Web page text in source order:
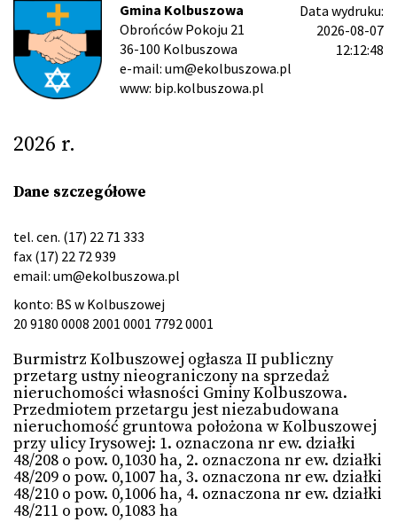
Gmina Kolbuszowa
Obrońców Pokoju 21
36-100 Kolbuszowa
e-mail: um@ekolbuszowa.pl
www: bip.kolbuszowa.pl
Data wydruku:
2026-08-07
12:12:48
2026 r.
Dane szczegółowe
tel. cen. (17) 22 71 333
fax (17) 22 72 939
email: um@ekolbuszowa.pl
konto: BS w Kolbuszowej
20 9180 0008 2001 0001 7792 0001
Burmistrz Kolbuszowej ogłasza II publiczny
przetarg ustny nieograniczony na sprzedaż
nieruchomości własności Gminy Kolbuszowa.
Przedmiotem przetargu jest niezabudowana
nieruchomość gruntowa położona w Kolbuszowej
przy ulicy Irysowej: 1. oznaczona nr ew. działki
48/208 o pow. 0,1030 ha, 2. oznaczona nr ew. działki
48/209 o pow. 0,1007 ha, 3. oznaczona nr ew. działki
48/210 o pow. 0,1006 ha, 4. oznaczona nr ew. działki
48/211 o pow. 0,1083 ha